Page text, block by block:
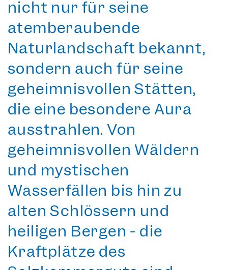
nicht nur für seine
atemberaubende
Naturlandschaft bekannt,
sondern auch für seine
geheimnisvollen Stätten,
die eine besondere Aura
ausstrahlen. Von
geheimnisvollen Wäldern
und mystischen
Wasserfällen bis hin zu
alten Schlössern und
heiligen Bergen - die
Kraftplätze des